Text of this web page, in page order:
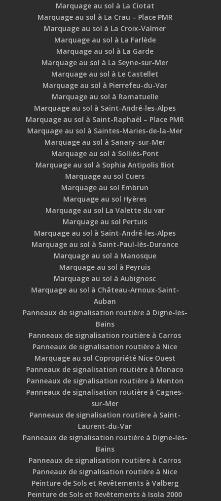
Marquage au sol à La Ciotat
Marquage au sol à La Crau – Place PMR
Marquage au sol à La Croix-Valmer
Marquage au sol à La Farlède
Marquage au sol à La Garde
Marquage au sol à La Seyne-sur-Mer
Marquage au sol à Le Castellet
Marquage au sol à Pierrefeu-du-Var
Marquage au sol à Ramatuelle
Marquage au sol à Saint-André-les-Alpes
Marquage au sol à Saint-Raphaël – Place PMR
Marquage au sol à Saintes-Maries-de-la-Mer
Marquage au sol à Sanary-sur-Mer
Marquage au sol à Solliès-Pont
Marquage au sol à Sophia Antipolis Biot
Marquage au sol Cuers
Marquage au sol Embrun
Marquage au sol Hyères
Marquage au sol La Valette du var
Marquage au sol Pertuis
Marquage au sol à Saint-André-les-Alpes
Marquage au sol à Saint-Paul-lès-Durance
Marquage au sol à Manosque
Marquage au sol à Peyruis
Marquage au sol à Aubignosc
Marquage au sol à Château-Arnoux-Saint-
Auban
Panneaux de signalisation routière à Digne-les-
Bains
Panneaux de signalisation routière à Carros
Panneaux de signalisation routière à Nice
Marquage au sol Copropriété Nice Ouest
Panneaux de signalisation routière à Monaco
Panneaux de signalisation routière à Menton
Panneaux de signalisation routière à Cagnes-
sur-Mer
Panneaux de signalisation routière à Saint-
Laurent-du-Var
Panneaux de signalisation routière à Digne-les-
Bains
Panneaux de signalisation routière à Carros
Panneaux de signalisation routière à Nice
Peinture de Sols et Revêtements à Valberg
Peinture de Sols et Revêtements à Isola 2000